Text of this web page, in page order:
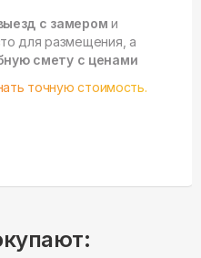
с замером и
для размещения, а
смету с ценами
точную стоимость.